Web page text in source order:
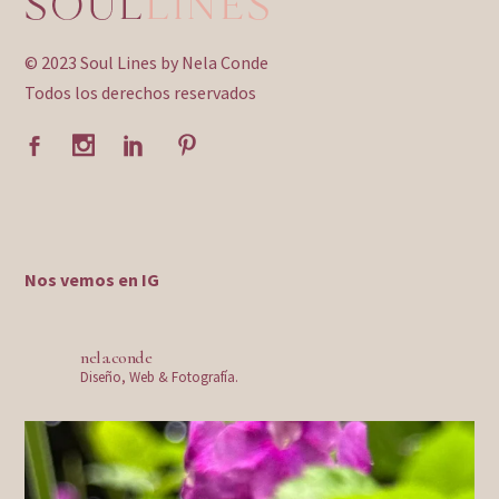
© 2023 Soul Lines by Nela Conde
Todos los derechos reservados
Nos vemos en IG
nela.conde
Diseño, Web & Fotografía.